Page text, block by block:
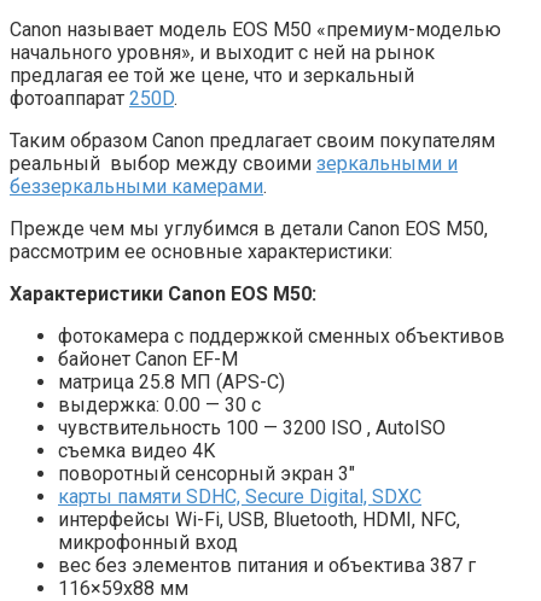
Canon называет модель EOS M50 «премиум-моделью
начального уровня», и выходит с ней на рынок
предлагая ее той же цене, что и зеркальный
фотоаппарат 250D.
Таким образом Canon предлагает своим покупателям
реальный выбор между своими зеркальными и
беззеркальными камерами.
Прежде чем мы углубимся в детали Canon EOS M50,
рассмотрим ее основные характеристики:
Характеристики Canon EOS M50:
фотокамера с поддержкой сменных объективов
байонет Canon EF-M
матрица 25.8 МП (APS-C)
выдержка: 0.00 — 30 с
чувствительность 100 — 3200 ISO , AutoISO
съемка видео 4K
поворотный сенсорный экран 3″
карты памяти SDHC, Secure Digital, SDXC
интерфейсы Wi-Fi, USB, Bluetooth, HDMI, NFC,
микрофонный вход
вес без элементов питания и объектива 387 г
116×59х88 мм